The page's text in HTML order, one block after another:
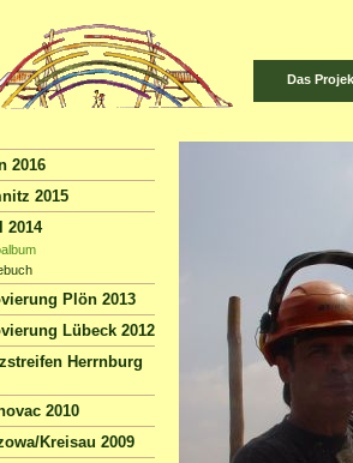
Das
2016
2015
2014
Plön 2013
Lübeck 2012
Herrnburg
2010
Kreisau 2009